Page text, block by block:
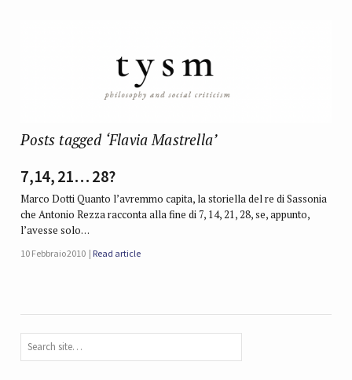
Posts tagged ‘Flavia Mastrella’
7,14, 21… 28?
Marco Dotti Quanto l’avremmo capita, la storiella del re di Sassonia
che Antonio Rezza racconta alla fine di 7, 14, 21, 28, se, appunto,
l’avesse solo…
10 Febbraio 2010 Read article